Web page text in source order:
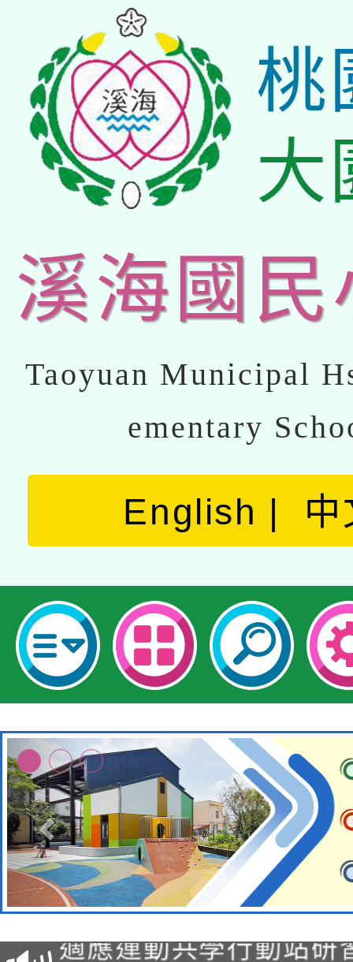
桃
大
溪海國民
Taoyuan Municipal
ementary
English 中
本校115學年度第2次
招甄選結果公告(無人
適應運動共學行動站研